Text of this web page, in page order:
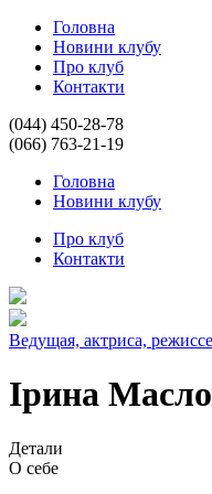
Головна
Новини клубу
Про клуб
Контакти
(044) 450-28-78
(066) 763-21-19
Головна
Новини клубу
Про клуб
Контакти
Ведущая, актриса,
Ірина
Детали
О себе